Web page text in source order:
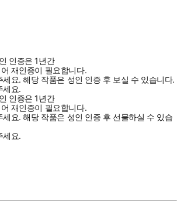
인증은 1년간
재인증이 필요합니다.
세요.해당 작품은 성인 인증 후 보실 수 있습니다.
세요.
인증은 1년간
재인증이 필요합니다.
세요.해당 작품은 성인 인증 후 선물하실 수 있습
세요.